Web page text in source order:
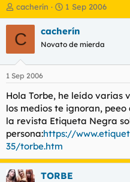
I
n
i
c
a
o
r
e
t
e
m
a
cacherín
F
e
c
a
i
n
i
c
i
o
1 Sep 2006
C cacherín
Novato de mierda
1 Sep 2006
Hola Torbe, he leído varias
los medios te ignoran,
la revista Etiqueta Negra
persona:https://
35/torbe.htm
TORBE